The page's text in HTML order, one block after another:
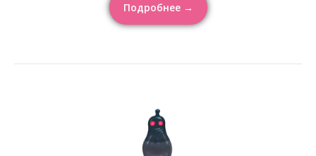
Подробнее →